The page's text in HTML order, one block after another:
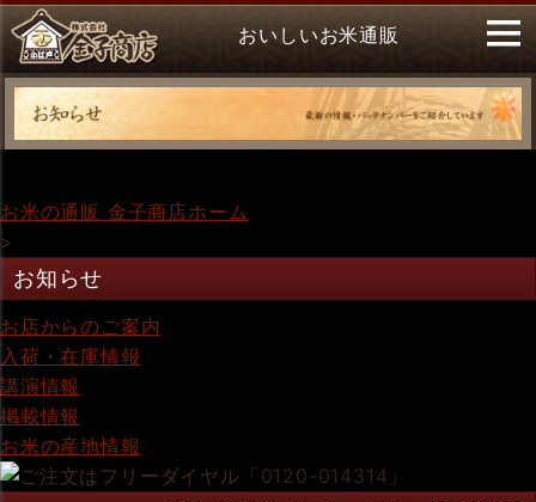
おいしいお米通販
お米の通販 金子商店ホーム
>
お知らせ
お店からのご案内
入荷・在庫情報
講演情報
掲載情報
お米の産地情報